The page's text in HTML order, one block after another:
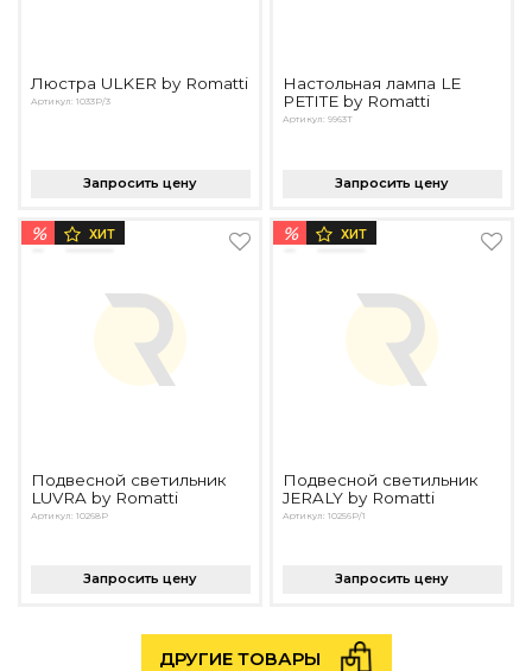
Люстра ULKER by Romatti
Артикул: 1033P/3
Запросить цену
Настольная лампа LE
PETITE by Romatti
Артикул: 9963T
Запросить цену
% ХИТ
Подвесной светильник
LUVRA by Romatti
Артикул: 10268P
Запросить цену
% ХИТ
Подвесной светильник
JERALY by Romatti
Артикул: 10256P/1
Запросить цену
ДРУГИЕ ТОВАРЫ